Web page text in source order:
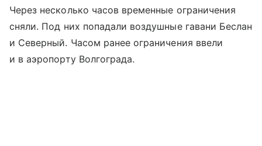
Через несколько часов временные ограничения
сняли. Под них попадали воздушные гавани Беслан
и Северный. Часом ранее ограничения ввели
и в аэропорту Волгограда.